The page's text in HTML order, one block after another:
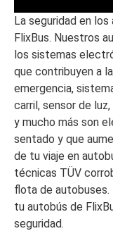
La seguridad en
FlixBus. Nuestros
los sistemas
que contribuyen a
emergencia,
carril, sensor de
y mucho más son
sentado y que
de tu viaje en
técnicas TÜV
flota de autobuses.
tu autobús de
seguridad.